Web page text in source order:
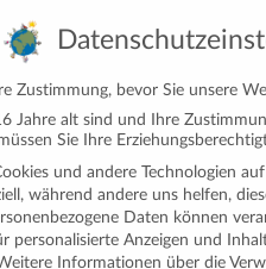
Zustimmung, bevor Sie unsere
Jahre alt sind und Ihre
Sie Ihre
und andere Technologien
während andere uns helfen,
Daten können
personalisierte Anzeigen und
Informationen über die